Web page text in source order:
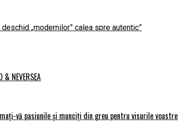
„modernilor” calea spre autentic”
NEVERSEA
vă pasiunile și munciți din greu pentru visurile voastre